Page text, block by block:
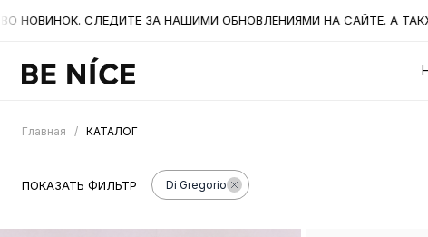
ОБНОВЛЕНИЯМИ НА САЙТЕ. А ТАКЖЕ БЫЛИ СНИЖЕНЫ ЦЕНЫ НА
Главная / КАТАЛОГ
ПОКАЗАТЬ ФИЛЬТР Di Gregorio